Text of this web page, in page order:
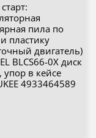
пила по
пластику
двигатель)
BLCS66-0X диск
в кейсе
4933464589